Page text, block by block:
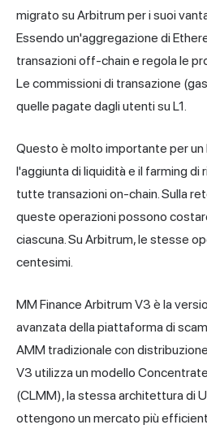
migrato su Arbitrum per i suoi
Essendo un'aggregazione di
transazioni off-chain e regola le
Le commissioni di transazione
quelle pagate dagli utenti su L1.
Questo è molto importante per un
l'aggiunta di liquidità e il farming di
tutte transazioni on-chain. Sulla
queste operazioni possono
ciascuna. Su Arbitrum, le stesse
centesimi.
MM Finance Arbitrum V3 è la
avanzata della piattaforma di
AMM tradizionale con
V3 utilizza un modello
(CLMM), la stessa architettura di
ottengono un mercato più